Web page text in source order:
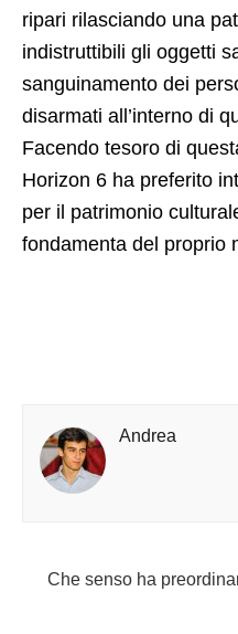
ripari rilasciando una
indistruttibili gli oggetti
sanguinamento dei
disarmati all’interno di
Facendo tesoro di
Horizon 6 ha preferito
per il patrimonio
fondamenta del proprio
Andrea
Che senso ha